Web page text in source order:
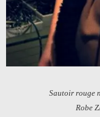
Sautoir rouge
Robe